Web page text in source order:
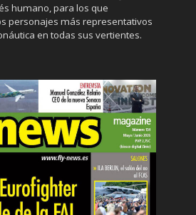
humano, para los que
personajes más representativos
en todas sus vertientes.